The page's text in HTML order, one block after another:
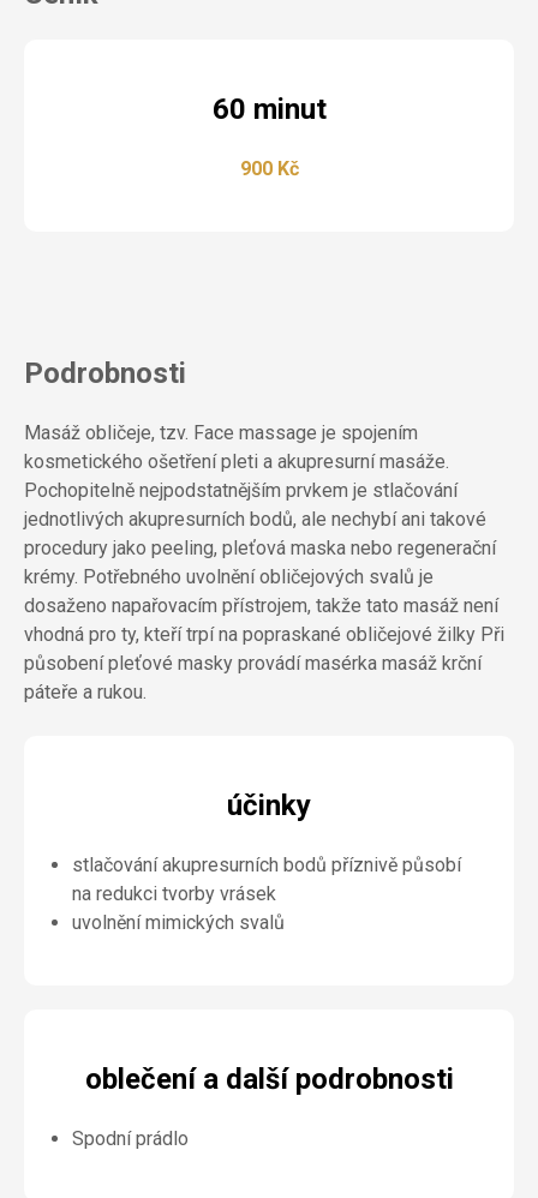
60 minut
900 Kč
Podrobnosti
Masáž obličeje, tzv. Face massage je spojením
kosmetického ošetření pleti a akupresurní masáže.
Pochopitelně nejpodstatnějším prvkem je stlačování
jednotlivých akupresurních bodů, ale nechybí ani takové
procedury jako peeling, pleťová maska nebo regenerační
krémy. Potřebného uvolnění obličejových svalů je
dosaženo napařovacím přístrojem, takže tato masáž není
vhodná pro ty, kteří trpí na popraskané obličejové žilky Při
působení pleťové masky provádí masérka masáž krční
páteře a rukou.
účinky
stlačování akupresurních bodů příznivě působí
na redukci tvorby vrásek
uvolnění mimických svalů
oblečení a další podrobnosti
Spodní prádlo